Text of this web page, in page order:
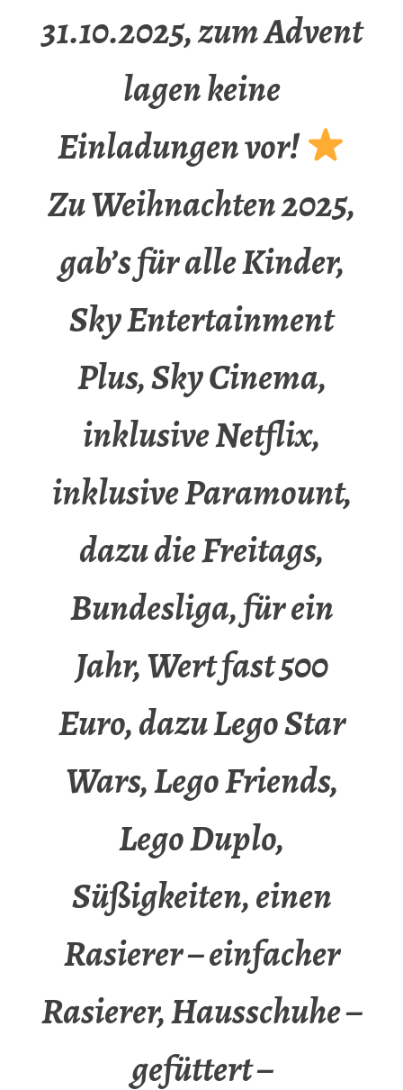
31.10.2025, zum Advent
lagen keine
Einladungen vor!
Zu Weihnachten 2025,
gab’s für alle Kinder,
Sky Entertainment
Plus, Sky Cinema,
inklusive Netflix,
inklusive Paramount,
dazu die Freitags,
Bundesliga, für ein
Jahr, Wert fast 500
Euro, dazu Lego Star
Wars, Lego Friends,
Lego Duplo,
Süßigkeiten, einen
Rasierer – einfacher
Rasierer, Hausschuhe –
gefüttert –